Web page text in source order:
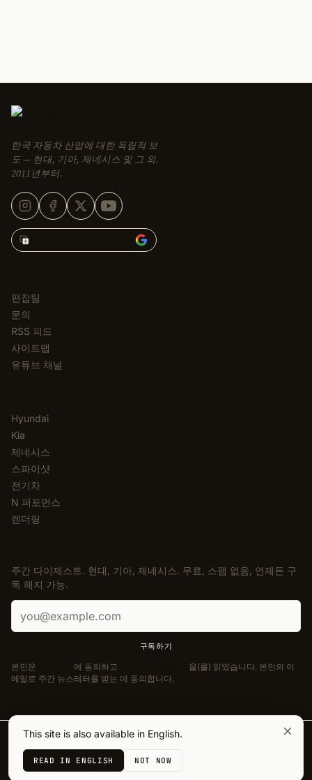
한국 자동차 산업에 대한 독립적 보
도 — 현대, 기아, 제네시스 및 그 외.
2011년부터.
Korean Car Blog 추가 →
편집팀
문의
RSS 피드
사이트맵
유튜브 채널
Hyundai
Kia
제네시스
스파이샷
전기차
N 퍼포먼스
렌더링
주간 다이제스트. 현대, 기아, 제네시스. 무료, 스팸 없음, 언제든 구
독 해지 가능.
이메일 주소
구독하기
본인은 에 동의하고
을(를) 읽었습니다. 본인의 이
메일로 주간 뉴스레터를 받는 데 동의합니다.
© 2026 Korean Car Blog. 모든 권리 보유.
Designed byJ. Aguilera
개인정보 처리방침쿠키 이용약관 법적 정보
개인정보 선택 사항쿠키 설정
This site is also available in English.
READ IN ENGLISH NOT NOW